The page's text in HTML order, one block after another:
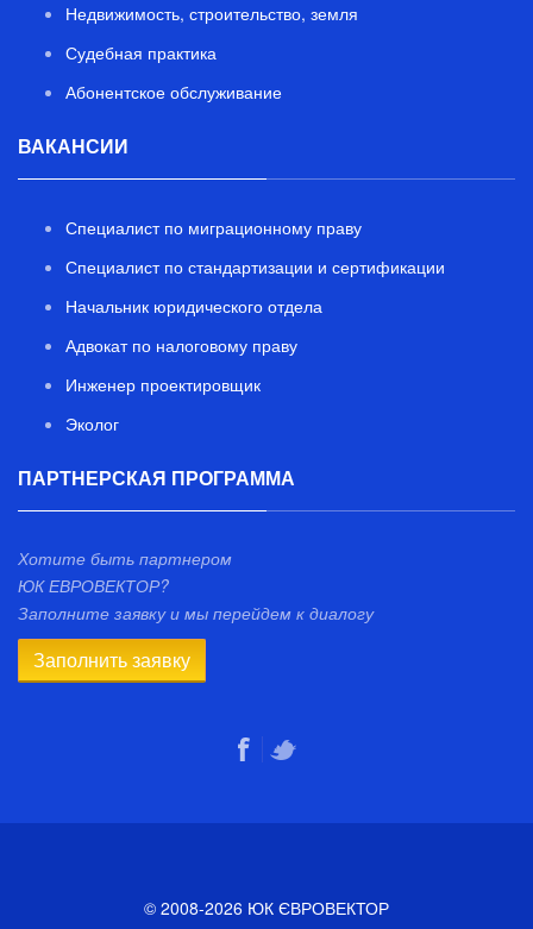
Недвижимость, строительство, земля
Судебная практика
Абонентское обслуживание
ВАКАНСИИ
Специалист по миграционному праву
Специалист по стандартизации и сертификации
Начальник юридического отдела
Адвокат по налоговому праву
Инженер проектировщик
Эколог
ПАРТНЕРСКАЯ ПРОГРАММА
Хотите быть партнером
ЮК ЕВРОВЕКТОР?
Заполните заявку и мы перейдем к диалогу
Заполнить заявку
© 2008-2026 ЮК ЄВРОВЕКТОР